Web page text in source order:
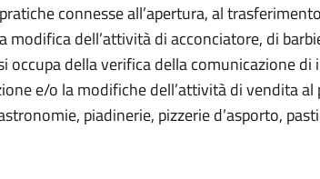
connesse all’apertura, al
modifica dell’attività di acconciatore, di
occupa della verifica della comunicazione di
e/o la modifiche dell’attività di vendita
piadinerie, pizzerie d’asporto,